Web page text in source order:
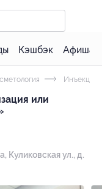
Кэшбэк Афиша
или
Куликовская ул., д.